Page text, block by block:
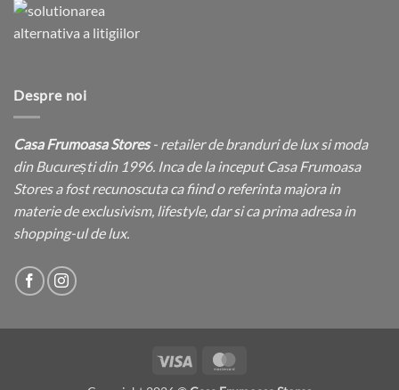
Despre noi
Casa Frumoasa Stores- retailer de branduri de lux si moda
din București din 1996. Inca de la inceput Casa Frumoasa
Stores a fost recunoscuta ca fiind o referinta majora in
materie de exclusivism, lifestyle, dar si ca prima adresa in
shopping-ul de lux.
Visa